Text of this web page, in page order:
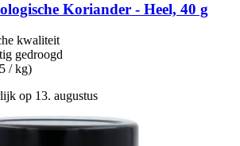
Koriander -​ Heel, 40 g
kwaliteit
gedroogd
/ kg)
op 13. augustus